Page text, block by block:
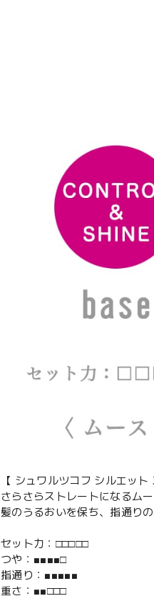
【 シュワルツコフ シルエット
さらさらストレートになるムー
髪のうるおいを保ち、指通り
セット力：□□□□□
つや：■■■■□
指通り：■■■■■
重さ：■■□□□